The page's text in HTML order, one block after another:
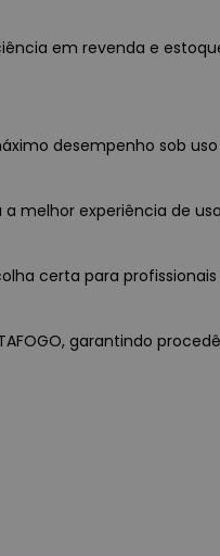
em revenda e
desempenho sob uso
melhor experiência de
certa para
garantindo